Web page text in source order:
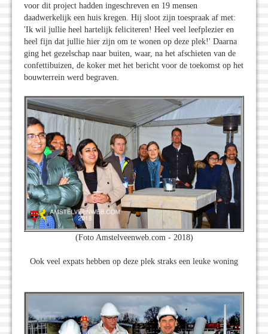
voor dit project hadden ingeschreven en 19 mensen
daadwerkelijk een huis kregen. Hij sloot zijn toespraak af met:
'Ik wil jullie heel hartelijk feliciteren! Heel veel leefplezier en
heel fijn dat jullie hier zijn om te wonen op deze plek!' Daarna
ging het gezelschap naar buiten, waar, na het afschieten van de
confettibuizen, de koker met het bericht voor de toekomst op het
bouwterrein werd begraven.
(Foto Amstelveenweb.com - 2018)
Ook veel expats hebben op deze plek straks een leuke woning